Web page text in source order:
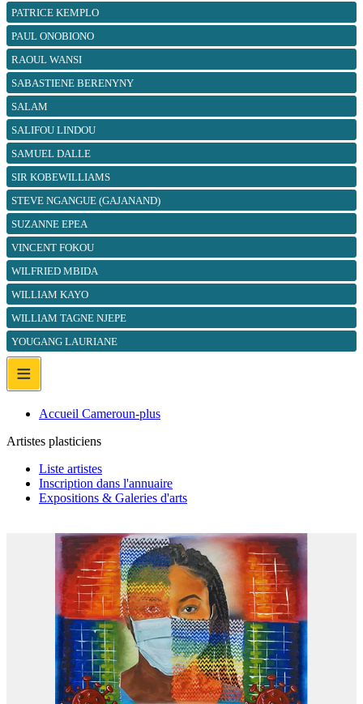
PATRICE KEMPLO
PAUL ONOBIONO
RAOUL WANSI
SABASTIENE BERENYNY
SALAM
SALIFOU LINDOU
SAMUEL DALLE
SIR KOBEWILLIAMS
STEVE NGANGUE (GAJANAND)
SUZANNE EPEA
VINCENT FOKOU
WILFRIED MBIDA
WILLIAM KAYO
WILLIAM TAGNE NJEPE
YOUGANG LAURIANE
≡
Accueil Cameroun-plus
Artistes plasticiens
Liste artistes
Inscription dans l'annuaire
Expositions & Galeries d'arts